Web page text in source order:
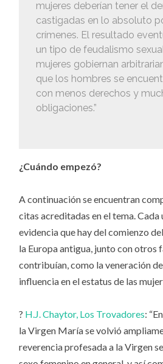
mujeres deberían tener el
castigadas en lo absoluto
crímenes. El resultado
un tipo de feudalismo
mujeres gobiernan
que los hombres se
con menos derechos y
obligaciones.”
¿Cuándo empezó?
A continuación se encuentran
citas acreditadas en el tema. Cada
evidencia que hay del comienzo
la Europa antigua, junto con otros
contribuían, como la veneración
influencia en el estatus de las
? H.J. Chaytor, Los Trovadores:
la Virgen María se volvió
reverencia profesada a la Virgen